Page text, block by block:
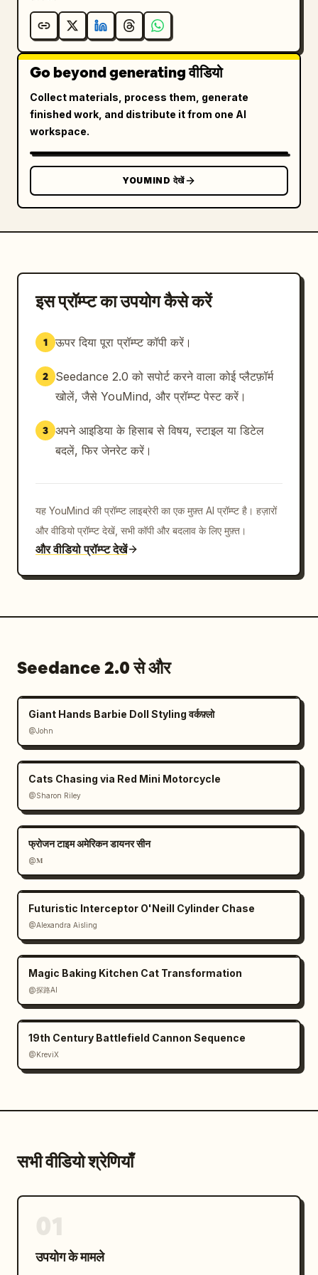
Go beyond generating वीडियो
Collect materials, process them, generate
finished work, and distribute it from one AI
workspace.
YOUMIND देखें
इस प्रॉम्प्ट का उपयोग कैसे करें
1 ऊपर दिया पूरा प्रॉम्प्ट कॉपी करें।
2
Seedance 2.0 को सपोर्ट करने वाला कोई प्लैटफ़ॉर्म
खोलें, जैसे YouMind, और प्रॉम्प्ट पेस्ट करें।
3 अपने आइडिया के हिसाब से विषय, स्टाइल या डिटेल
बदलें, फिर जेनरेट करें।
यह YouMind की प्रॉम्प्ट लाइब्रेरी का एक मुफ़्त AI प्रॉम्प्ट है। हज़ारों
और वीडियो प्रॉम्प्ट देखें, सभी कॉपी और बदलाव के लिए मुफ़्त।
और वीडियो प्रॉम्प्ट देखें
Seedance 2.0 से और
Giant Hands Barbie Doll Styling वर्कफ़्लो
@John
Cats Chasing via Red Mini Motorcycle
@Sharon Riley
फ्रोजन टाइम अमेरिकन डायनर सीन
@𝐌
Futuristic Interceptor O'Neill Cylinder Chase
@Alexandra Aisling
Magic Baking Kitchen Cat Transformation
@探路AI
19th Century Battlefield Cannon Sequence
@KreviX
सभी वीडियो श्रेणियाँ
उपयोग के मामले